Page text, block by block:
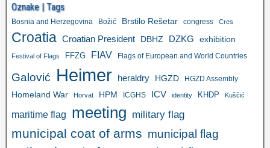
Oznake | Tags
Bosnia and Herzegovina Božić Brstilo Rešetar congress Cres
Croatia Croatian President DBHZ DZKG exhibition
Festival of Flags FFZG FIAV Flags of European and World Countries
Galović Heimer heraldry HGZD HGZD Assembly
Homeland War Horvat HPM ICGHS ICV identity KHDP Kuščić
maritime flag meeting military flag
municipal coat of arms municipal flag